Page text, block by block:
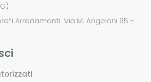
Arredamenti: Via M. Angeloni 65 -